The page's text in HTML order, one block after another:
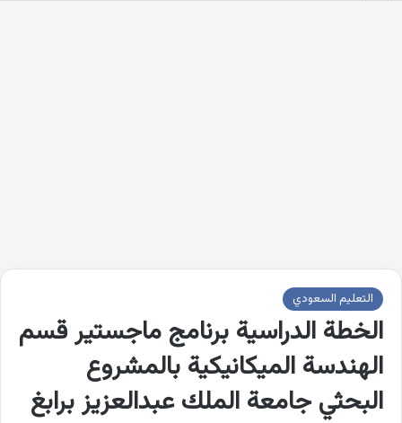
التعليم السعودي
الخطة الدراسية برنامج ماجستير قسم
الهندسة الميكانيكية بالمشروع
البحثي جامعة الملك عبدالعزيز برابغ